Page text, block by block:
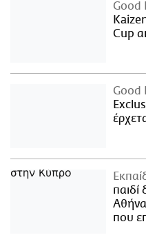
Good
Cup
Good
που